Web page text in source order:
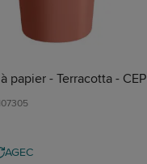
papier - Terracotta - CEP
AGEC